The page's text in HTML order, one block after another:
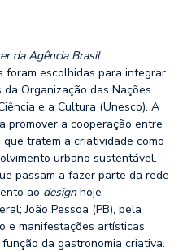
da Agência Brasil
foram escolhidas para integrar
Organização das Nações
e a Cultura (Unesco). A
promover a cooperação entre
tratem a criatividade como
urbano sustentável.
passam a fazer parte da rede
ao designhoje
João Pessoa (PB), pela
e manifestações artísticas
da gastronomia criativa.